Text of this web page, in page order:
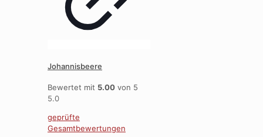
Johannisbeere
Bewertet mit 5.00 von 5
5.0
geprüfte
Gesamtbewertungen